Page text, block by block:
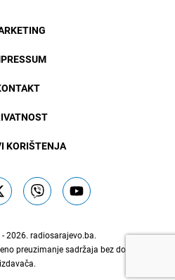
KORIŠTENJA
2026. radiosarajevo.ba.
preuzimanje sadržaja bez dozvole
izdavača.